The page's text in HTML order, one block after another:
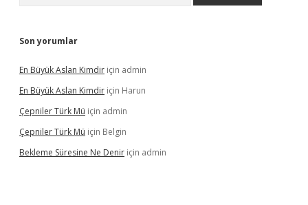
Son yorumlar
En Büyük Aslan Kimdir için admin
En Büyük Aslan Kimdir için Harun
Çepniler Türk Mü için admin
Çepniler Türk Mü için Belgin
Bekleme Süresine Ne Denir için admin